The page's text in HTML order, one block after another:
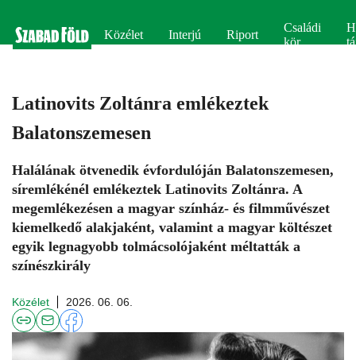
Közélet Interjú Riport
Családi
kör
Latinovits Zoltánra emlékeztek
Balatonszemesen
Halálának ötvenedik évfordulóján Balatonszemesen,
síremlékénél emlékeztek Latinovits Zoltánra. A
megemlékezésen a magyar színház- és filmművészet
kiemelkedő alakjaként, valamint a magyar költészet
egyik legnagyobb tolmácsolójaként méltatták a
színészkirály
Közélet 2026. 06. 06.